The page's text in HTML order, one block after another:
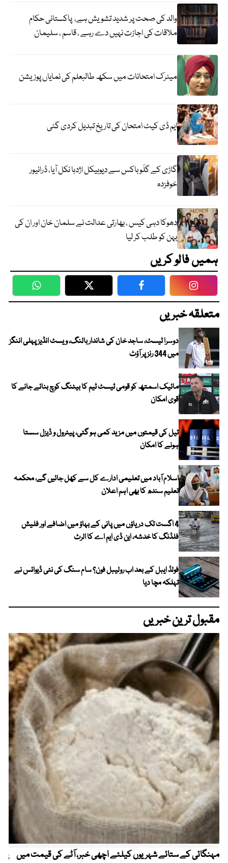
والد کی صحت پر شدید تشویش ہے، پاکستانی حکام
ملاقات کی اجازت نہیں دے رہے ، قاسم ، سلیمان
میٹرک امتحانات میں سکھ طالبعلم کی نمایاں پوزیشن
ایم ڈی کیٹ امتحان کی تاریخ تبدیل کردی گئی
گاڑی کے گلَو باکس سے دیوہیکل اژدہا نکل آیا، ڈرائیور
خوفزدہ
دھوکا دہی کیس ، بھارتی عدالت نے سلمان خان اور ان کی
بہن کو طلب کر لیا
ہمیں فالو کریں
WhatsApp Twitter Facebook
متعلقہ خبریں
دوسرا ٹیسٹ، ساجد خان کی شاندار بالنگ، ویسٹ انڈیز پہلی اننگز
میں 344 رنز پر آؤٹ
مائیک اسمتھ کو قومی ٹیسٹ ٹیم کا بیٹنگ کوچ بنائے جانے کا
قوی امکان
تیل کی قیمتوں میں مزید کمی ہو گئی، پیٹرول و ڈیزل سستا
ہونے کا امکان
اسلام آباد میں تعلیمی ادارے کل سے کھل جائیں گے، محکمہ
تعلیم سندھ کا بھی اہم اعلان
4 اگست تک دریاؤں میں پانی کے بہاؤ میں اضافے اور فلیش
فلڈنگ کا خدشہ، این ڈی ایم اے کا الرٹ
فولڈ ایبل کے بعد اب رولیبل فون؟ سام سنگ کی نئی ڈیوائس نے
تہلکہ مچا دیا
مقبول ترین خبریں
مہنگائی کے ستائے شہریوں کیلئے اچھی خبر، آٹے کی قیمت میں